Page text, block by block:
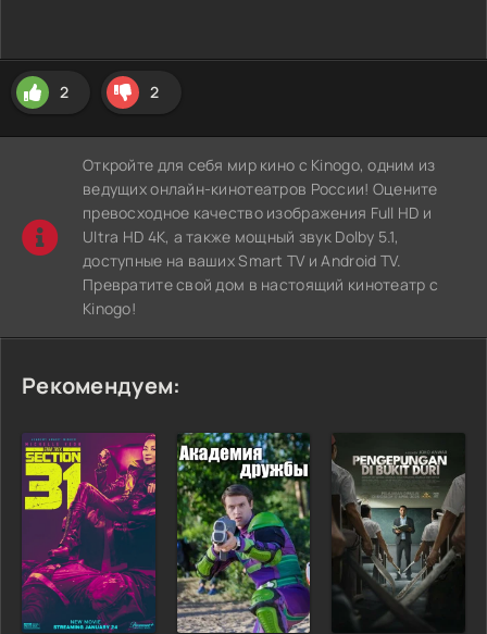
2 2
Откройте для себя мир кино с Kinogo, одним из
ведущих онлайн-кинотеатров России! Оцените
превосходное качество изображения Full HD и
Ultra HD 4K, а также мощный звук Dolby 5.1,
доступные на ваших Smart TV и Android TV.
Превратите свой дом в настоящий кинотеатр с
Kinogo!
Рекомендуем: